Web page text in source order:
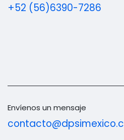
+52 (56)6390-7286
Envíenos un mensaje